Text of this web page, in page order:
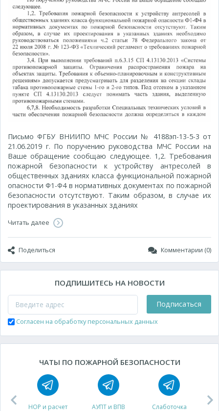
Письмо ФГБУ ВНИИПО МЧС России № 4188эп-13-5-3 от
21.06.2019 г. По поручению руководства МЧС России на
Ваше обращение сообщаю следующее. 1,2. Требования
пожарной безопасности к устройству антресолей в
общественных зданиях класса функциональной пожарной
опасности Ф1-Ф4 в нормативных документах по пожарной
безопасности отсутствуют. Таким образом, в случае их
проектирования в указанных зданиях
Читать далее
Поделиться Комментарии (0)
ПОДПИШИТЕСЬ НА НОВОСТИ
Подписаться
Согласен на обработку персональных данных
ЧАТЫ ПО ПОЖАРНОЙ БЕЗОПАСНОСТИ
НОР и расчет
АУПТ и ВПВ
Слаботочка